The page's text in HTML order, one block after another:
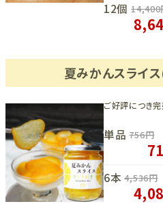
12個 14,400
夏みかんスライ
ご好評につき完
単品 756円
6本 4,536円